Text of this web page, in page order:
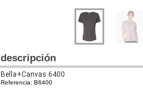
descripción
Bella+Canvas 6400
Referencia: B6400